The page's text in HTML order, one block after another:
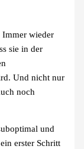
Immer wieder
sie in der
Und nicht nur
noch
und
erster Schritt